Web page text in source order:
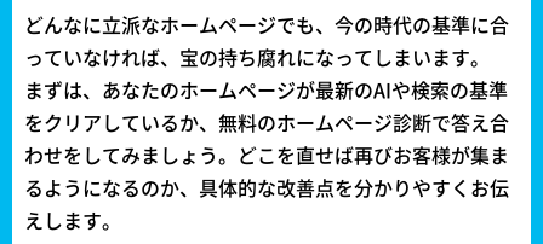
どんなに立派なホームページでも、今の時代の基準に合
っていなければ、宝の持ち腐れになってしまいます。
まずは、あなたのホームページが最新のAIや検索の基準
をクリアしているか、無料のホームページ診断で答え合
わせをしてみましょう。どこを直せば再びお客様が集ま
るようになるのか、具体的な改善点を分かりやすくお伝
えします。